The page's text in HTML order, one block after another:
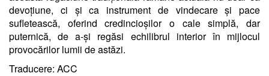
devoțiune, ci și ca instrument de vindecare și pace
sufletească, oferind credincioșilor o cale simplă, dar
puternică, de a-și regăsi echilibrul interior în mijlocul
provocărilor lumii de astăzi.
Traducere: ACC